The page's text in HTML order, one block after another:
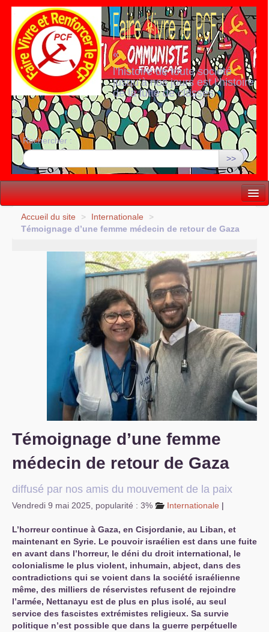
«
l’histoire de toute société
jusqu’à nos jours est l’histoire
de la lutte de classes
»
Rechercher :
>>
Vie politique
Accueil du site > Internationale
>
Témoignage d’une femme médecin de retour de Gaza
Témoignage d’une femme
médecin de retour de Gaza
diffusé par nos amis du mouvement de la paix
Vendredi 9 mai 2025 popularité : 3% Internationale |
L’horreur continue à Gaza, en Cisjordanie, au Liban, et
maintenant en Syrie. Le pouvoir israélien est dans une fuite
en avant dans l’horreur, le déni du droit international, le
colonialisme le plus violent, inhumain, abject, dans des
contradictions qui se voient dans la société israélienne
même, des milliers de réservistes refusent de rejoindre
l’armée, Nettanayu est de plus en plus isolé, au seul
service des fascistes extrémistes religieux. Sa survie
politique n’est possible que dans la guerre perpétuelle